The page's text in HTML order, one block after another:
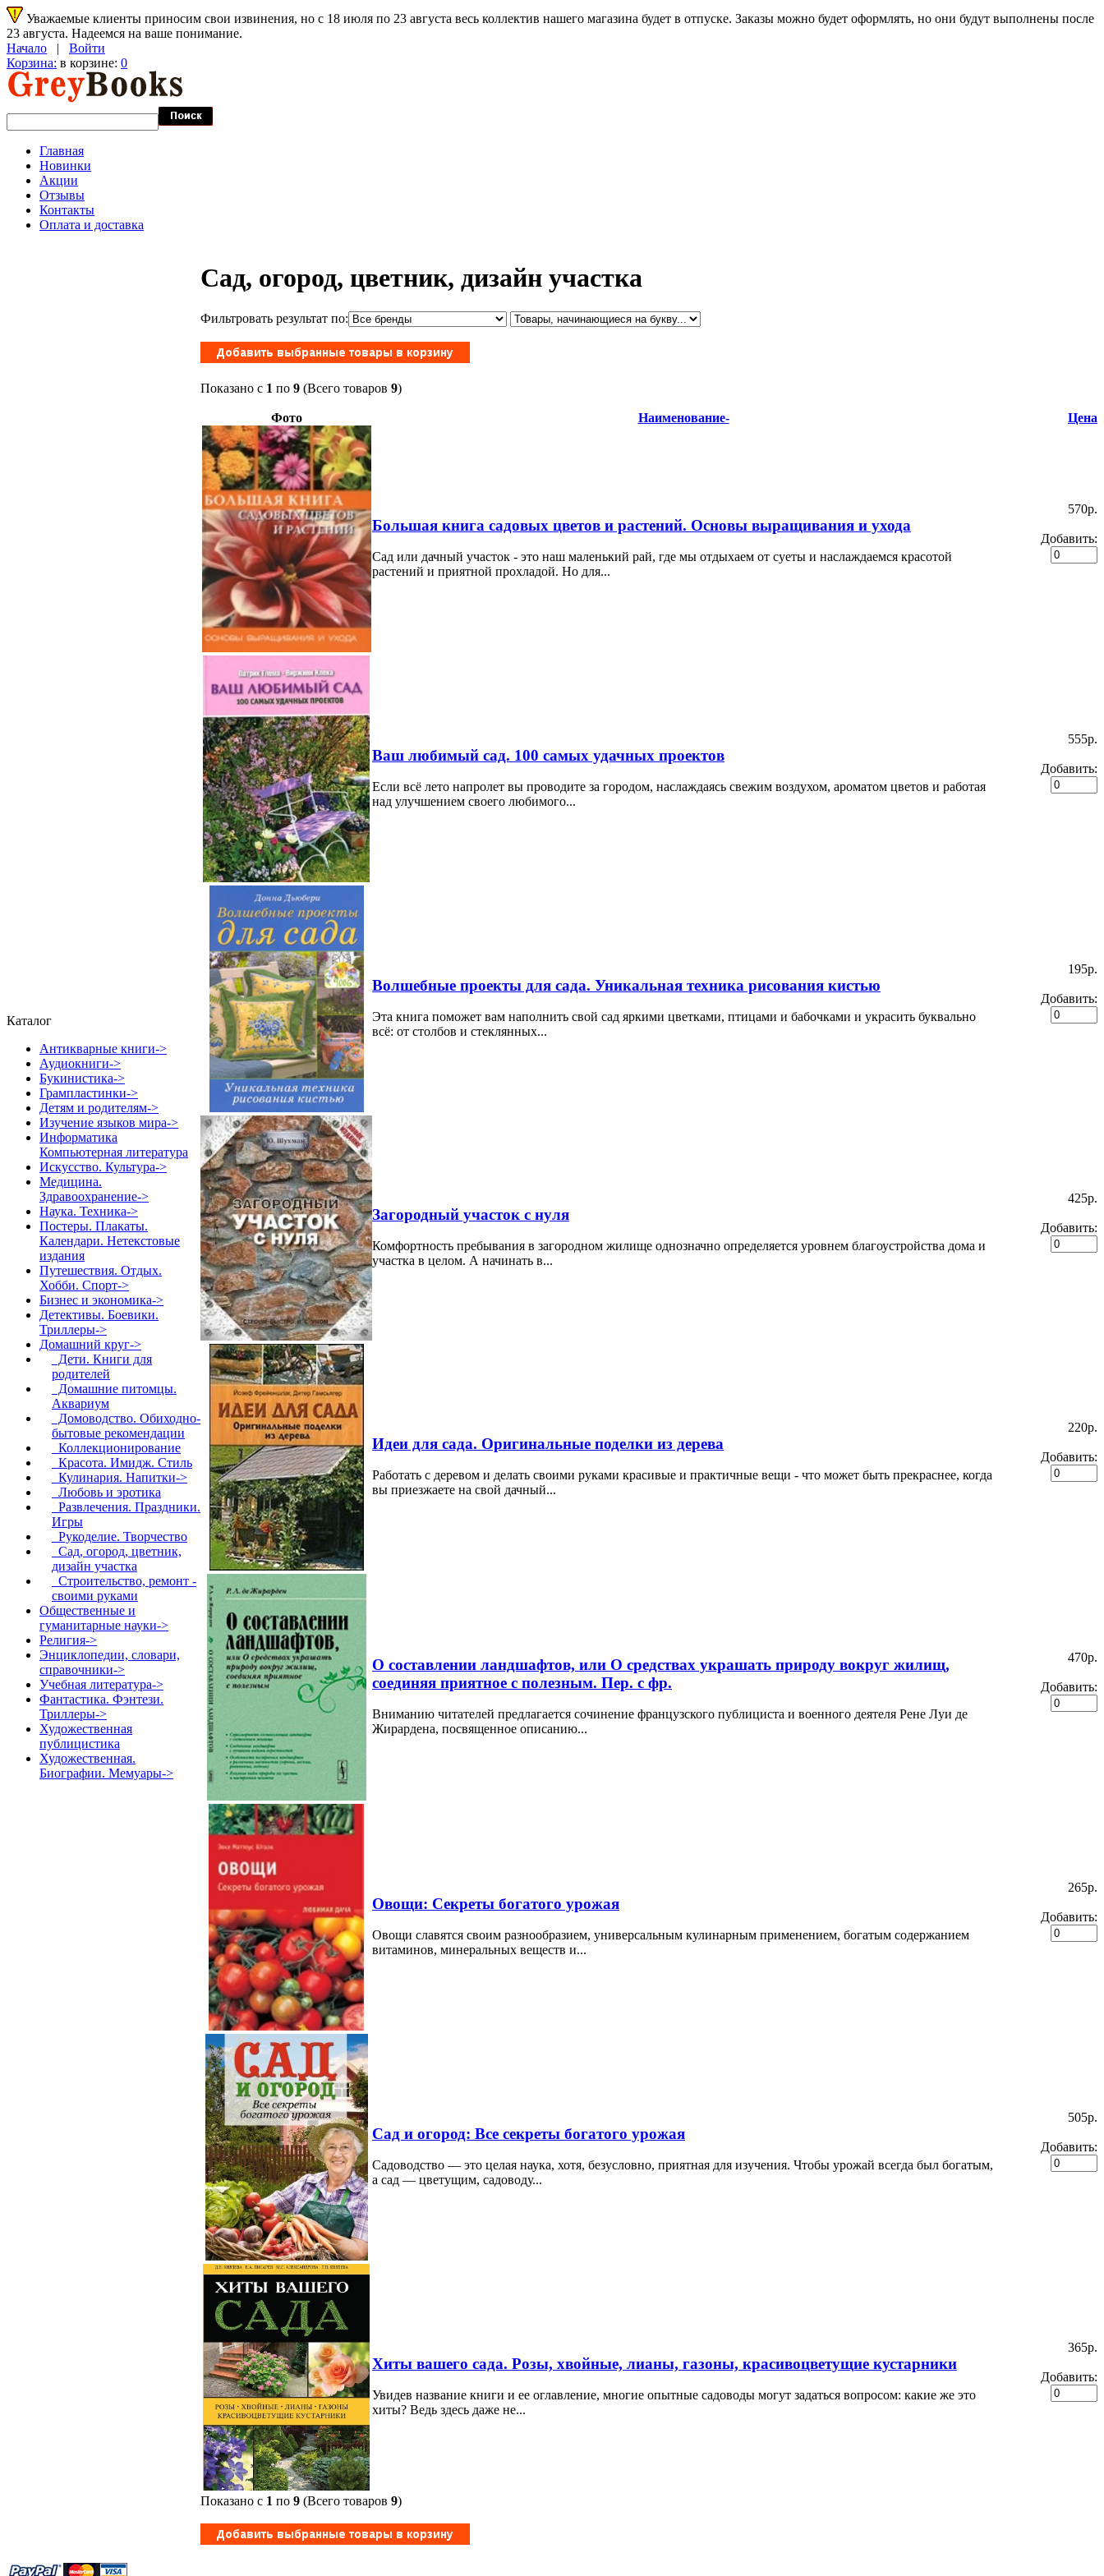
Уважаемые клиенты приносим свои извинения, но с 18 июля по 23 августа весь коллектив нашего магазина будет в отпуске. Заказы можно будет оформлять, но они будут выполнены после
23 августа. Надеемся на ваше понимание.
Начало | Войти
Корзина: в корзине: 0
Главная
Новинки
Акции
Отзывы
Контакты
Оплата и доставка
Каталог
Антикварные книги->
Аудиокниги->
Букинистика->
Грампластинки->
Детям и родителям->
Изучение языков мира->
Информатика
Компьютерная литература
Искусство. Культура->
Медицина.
Здравоохранение->
Наука. Техника->
Постеры. Плакаты.
Календари. Нетекстовые
издания
Путешествия. Отдых.
Хобби. Спорт->
Бизнес и экономика->
Детективы. Боевики.
Триллеры->
Домашний круг->
Дети. Книги для
родителей
Домашние питомцы.
Аквариум
Домоводство. Обиходно-
бытовые рекомендации
Коллекционирование
Красота. Имидж. Стиль
Кулинария. Напитки->
Любовь и эротика
Развлечения. Праздники.
Игры
Рукоделие. Творчество
Сад, огород, цветник,
дизайн участка
Строительство, ремонт -
своими руками
Общественные и
гуманитарные науки->
Религия->
Энциклопедии, словари,
справочники->
Учебная литература->
Фантастика. Фэнтези.
Триллеры->
Художественная
публицистика
Художественная.
Биографии. Мемуары->
Сад, огород, цветник, дизайн участка
Фильтровать результат по:
Показано с 1 по 9 (Всего товаров 9)
Фото Наименование- Цена
Большая книга садовых цветов и растений. Основы выращивания и ухода
Сад или дачный участок - это наш маленький рай, где мы отдыхаем от суеты и наслаждаемся красотой
растений и приятной прохладой. Но для...
570p.
Добавить:
Ваш любимый сад. 100 самых удачных проектов
Если всё лето напролет вы проводите за городом, наслаждаясь свежим воздухом, ароматом цветов и работая
над улучшением своего любимого...
555p.
Добавить:
Волшебные проекты для сада. Уникальная техника рисования кистью
Эта книга поможет вам наполнить свой сад яркими цветками, птицами и бабочками и украсить буквально
всё: от столбов и стеклянных...
195p.
Добавить:
Загородный участок с нуля
Комфортность пребывания в загородном жилище однозначно определяется уровнем благоустройства дома и
участка в целом. А начинать в...
425p.
Добавить:
Идеи для сада. Оригинальные поделки из дерева
Работать с деревом и делать своими руками красивые и практичные вещи - что может быть прекраснее, когда
вы приезжаете на свой дачный...
220p.
Добавить:
О составлении ландшафтов, или О средствах украшать природу вокруг жилищ,
соединяя приятное с полезным. Пер. с фр.
Вниманию читателей предлагается сочинение французского публициста и военного деятеля Рене Луи де
Жирардена, посвященное описанию...
470p.
Добавить:
Овощи: Секреты богатого урожая
Овощи славятся своим разнообразием, универсальным кулинарным применением, богатым содержанием
витаминов, минеральных веществ и...
265p.
Добавить:
Сад и огород: Все секреты богатого урожая
Садоводство — это целая наука, хотя, безусловно, приятная для изучения. Чтобы урожай всегда был богатым,
а сад — цветущим, садоводу...
505p.
Добавить:
Хиты вашего сада. Розы, хвойные, лианы, газоны, красивоцветущие кустарники
Увидев название книги и ее оглавление, многие опытные садоводы могут задаться вопросом: какие же это
хиты? Ведь здесь даже не...
365p.
Добавить:
Показано с 1 по 9 (Всего товаров 9)